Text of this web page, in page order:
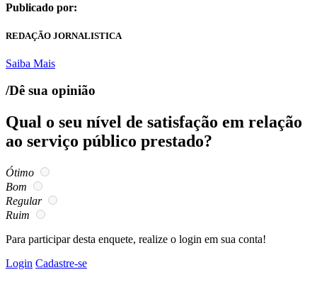
Publicado por:
REDAÇÃO JORNALISTICA
Saiba Mais
/Dê sua opinião
Qual o seu nível de satisfação em relação
ao serviço público prestado?
Ótimo
Bom
Regular
Ruim
Para participar desta enquete, realize o login em sua conta!
Login Cadastre-se